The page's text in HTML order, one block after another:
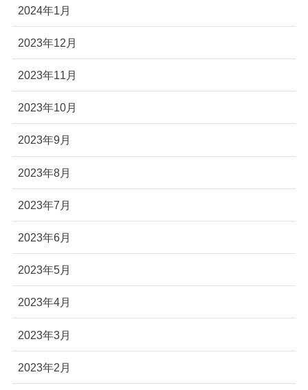
2024年1月
2023年12月
2023年11月
2023年10月
2023年9月
2023年8月
2023年7月
2023年6月
2023年5月
2023年4月
2023年3月
2023年2月